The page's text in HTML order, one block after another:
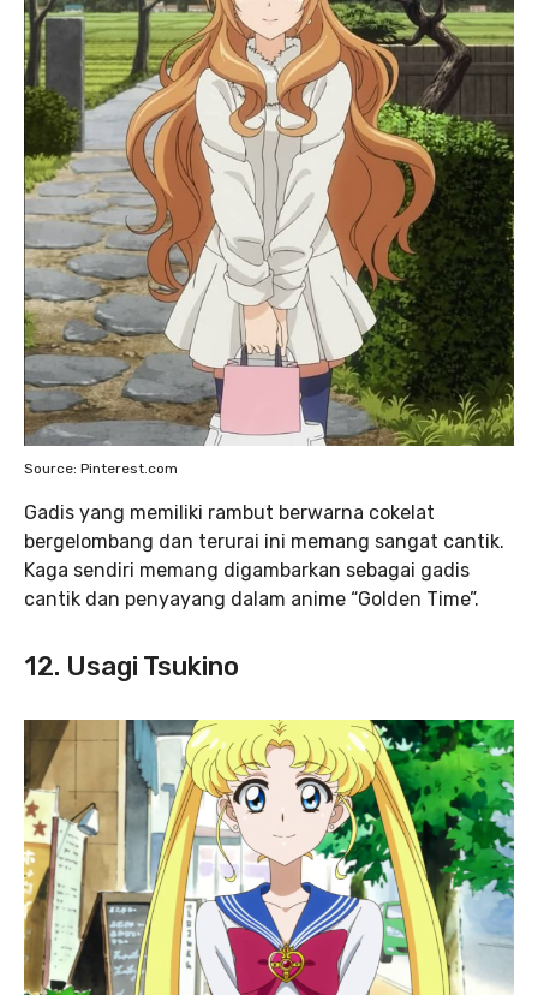
Source: Pinterest.com
Gadis yang memiliki rambut berwarna cokelat
bergelombang dan terurai ini memang sangat cantik.
Kaga sendiri memang digambarkan sebagai gadis
cantik dan penyayang dalam anime “Golden Time”.
12. Usagi Tsukino